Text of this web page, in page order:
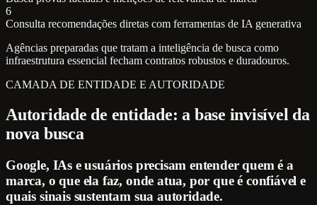
6
Consulta recomendações diretas com ferramentas de IA generativa
Agências preparadas que tratam a inteligência de busca como
infraestrutura essencial fecham contratos robustos e duradouros.
CAMADA DE ENTIDADE E AUTORIDADE
Autoridade de entidade: a base invisível da
nova busca
Google, IAs e usuários precisam entender quem é a
marca, o que ela faz, onde atua, por que é confiável e
quais sinais sustentam sua autoridade.